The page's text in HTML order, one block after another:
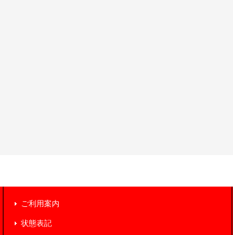
ご利用案内
状態表記